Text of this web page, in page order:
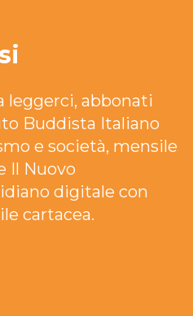
leggerci, abbonati
Buddista Italiano
e società, mensile
Il Nuovo
digitale con
cartacea.